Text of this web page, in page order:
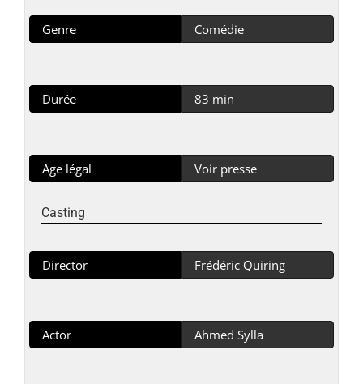
Genre Comédie
Durée 83 min
Age légal Voir presse
Casting
Director Frédéric Quiring
Actor Ahmed Sylla